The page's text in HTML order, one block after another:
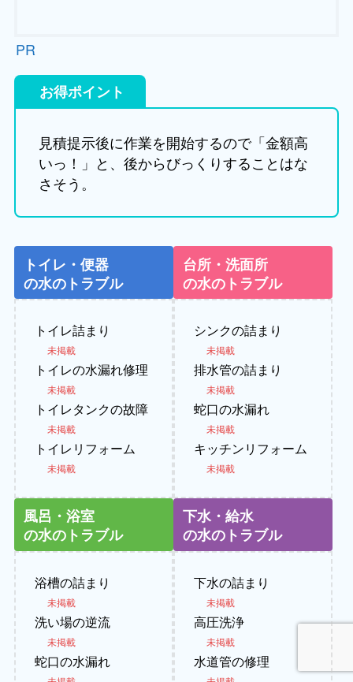
PR
お得ポイント
見積提示後に作業を開始するので「金額高
いっ！」と、後からびっくりすることはな
さそう。
トイレ・便器
の水のトラブル
トイレ詰まり
未掲載
トイレの水漏れ修理
未掲載
トイレタンクの故障
未掲載
トイレリフォーム
未掲載
台所・洗面所
の水のトラブル
シンクの詰まり
未掲載
排水管の詰まり
未掲載
蛇口の水漏れ
未掲載
キッチンリフォーム
未掲載
風呂・浴室
の水のトラブル
浴槽の詰まり
未掲載
洗い場の逆流
未掲載
蛇口の水漏れ
下水・給水
の水のトラブル
下水の詰まり
未掲載
高圧洗浄
未掲載
水道管の修理